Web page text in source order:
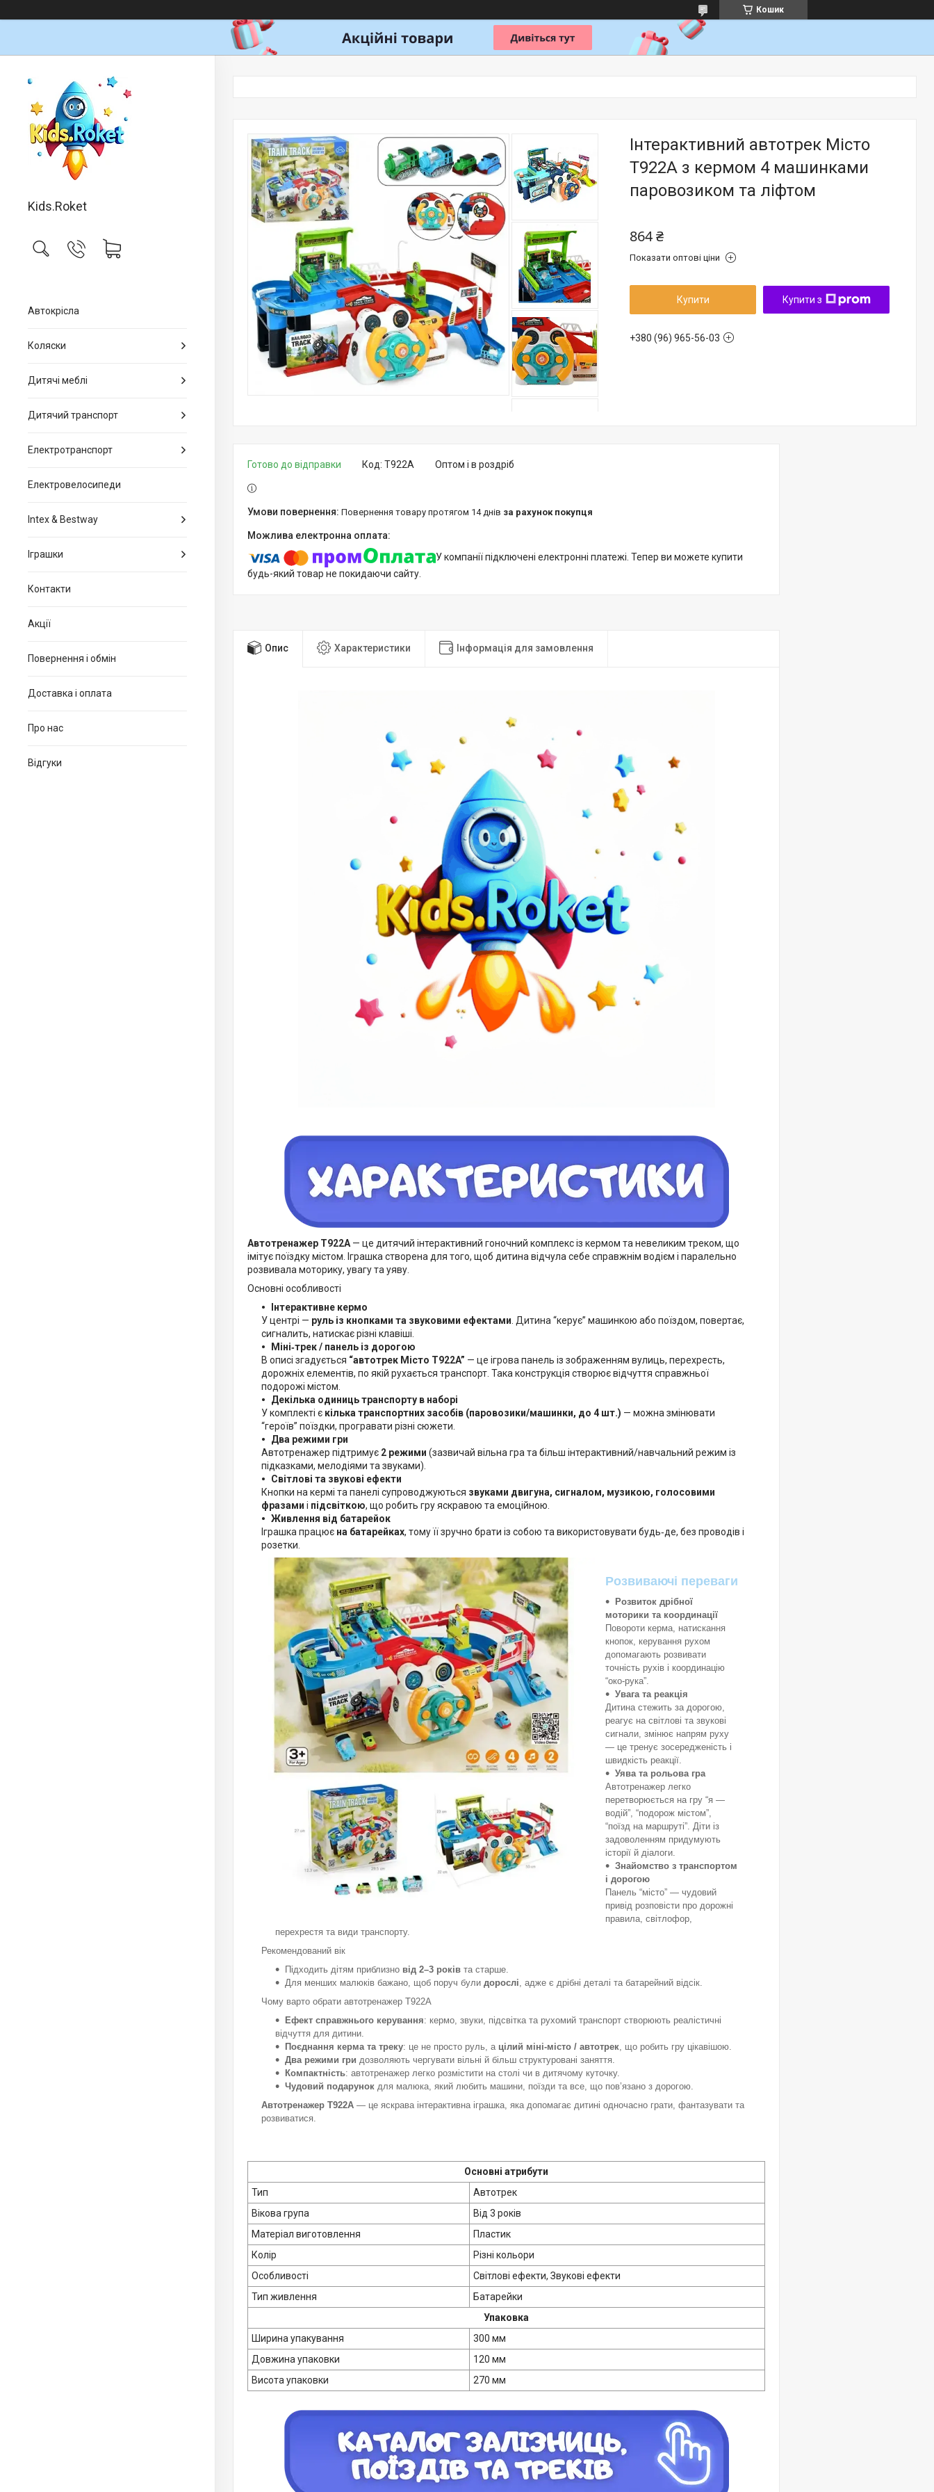
Кошик
Kids.Roket
Автокрісла
Коляски
Дитячі меблі
Дитячий транспорт
Електротранспорт
Електровелосипеди
Intex & Bestway
Іграшки
Контакти
Акції
Повернення і обмін
Доставка і оплата
Про нас
Відгуки
Інтерактивний автотрек Місто
T922A з кермом 4 машинками
паровозиком та ліфтом
864 ₴
Показати оптові ціни
Купити Купити з
+380 (96) 965-56-03
Готово до відправки Оптом і в роздріб
Код: T922A
повернення товару протягом 14 днів за рахунок покупця
У компанії підключені електронні платежі. Тепер ви можете купити
будь-який товар не покидаючи сайту.
Опис Характеристики Інформація для замовлення
Автотренажер T922A— це дитячий інтерактивний гоночний комплекс із кермом та невеликим треком, що
імітує поїздку містом. Іграшка створена для того, щоб дитина відчула себе справжнім водієм і паралельно
розвивала моторику, увагу та уяву.
Основні особливості
Інтерактивне кермо
У центрі — руль із кнопками та звуковими ефектами. Дитина “керує” машинкою або поїздом, повертає,
сигналить, натискає різні клавіші.
Міні‑трек / панель із дорогою
В описі згадується “автотрек Місто T922A” — це ігрова панель із зображенням вулиць, перехресть,
дорожніх елементів, по якій рухається транспорт. Така конструкція створює відчуття справжньої
подорожі містом.
Декілька одиниць транспорту в наборі
У комплекті є кілька транспортних засобів (паровозики/машинки, до 4 шт.) — можна змінювати
“героїв” поїздки, програвати різні сюжети.
Два режими гри
Автотренажер підтримує 2 режими (зазвичай вільна гра та більш інтерактивний/навчальний режим із
підказками, мелодіями та звуками).
Світлові та звукові ефекти
Кнопки на кермі та панелі супроводжуються звуками двигуна, сигналом, музикою, голосовими
фразами і підсвіткою, що робить гру яскравою та емоційною.
Живлення від батарейок
Іграшка працює на батарейках, тому її зручно брати із собою та використовувати будь‑де, без проводів і
розетки.
Розвиваючі переваги
Розвиток дрібної
моторики та координації
Повороти керма, натискання
кнопок, керування рухом
допомагають розвивати
точність рухів і координацію
“око‑рука”.
Увага та реакція
Дитина стежить за дорогою,
реагує на світлові та звукові
сигнали, змінює напрям руху
— це тренує зосередженість і
швидкість реакції.
Уява та рольова гра
Автотренажер легко
перетворюється на гру “я —
водій”, “подорож містом”,
“поїзд на маршруті”. Діти із
задоволенням придумують
історії й діалоги.
Знайомство з транспортом
і дорогою
Панель “місто” — чудовий
привід розповісти про дорожні
правила, світлофор,
перехрестя та види транспорту.
Рекомендований вік
Підходить дітям приблизно від 2–3 років та старше.
Для менших малюків бажано, щоб поруч були дорослі, адже є дрібні деталі та батарейний відсік.
Чому варто обрати автотренажер T922A
Ефект справжнього керування: кермо, звуки, підсвітка та рухомий транспорт створюють реалістичні
відчуття для дитини.
Поєднання керма та треку: це не просто руль, а цілий міні‑місто / автотрек, що робить гру цікавішою.
Два режими гри дозволяють чергувати вільні й більш структуровані заняття.
Компактність: автотренажер легко розмістити на столі чи в дитячому куточку.
Чудовий подарунок для малюка, який любить машини, поїзди та все, що пов’язано з дорогою.
Автотренажер T922A — це яскрава інтерактивна іграшка, яка допомагає дитині одночасно грати, фантазувати та
розвиватися.
Основні атрибути
Тип
Автотрек
Вікова група
Від 3 років
Матеріал виготовлення
Пластик
Колір
Різні кольори
Особливості
Світлові ефекти, Звукові ефекти
Тип живлення
Батарейки
Упаковка
Ширина упакування
300 мм
Довжина упаковки
120 мм
Висота упаковки
270 мм